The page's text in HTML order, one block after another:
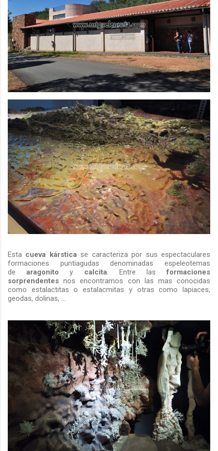
Esta cueva kársticase caracteriza por sus espectaculares
formaciones puntiagudas denominadas espeleotemas
dearagonito y calcita. Entre lasformaciones
sorprendentes nos encontramos con las mas conocidas
como estalactitas o estalacmitas y otras como lapiaces,
geodas, dolinas, ...